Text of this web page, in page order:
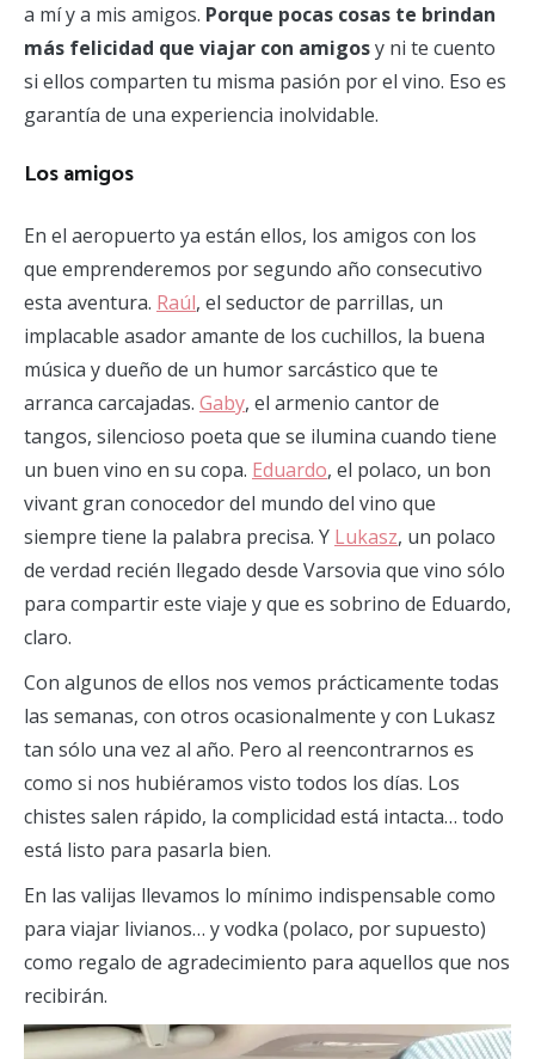
a mí y a mis amigos. Porque pocas cosas te brindan
más felicidad que viajar con amigosy ni te cuento
si ellos comparten tu misma pasión por el vino. Eso es
garantía de una experiencia inolvidable.
Los amigos
En el aeropuerto ya están ellos, los amigos con los
que emprenderemos por segundo año consecutivo
esta aventura. Raúl, el seductor de parrillas, un
implacable asador amante de los cuchillos, la buena
música y dueño de un humor sarcástico que te
arranca carcajadas. Gaby, el armenio cantor de
tangos, silencioso poeta que se ilumina cuando tiene
un buen vino en su copa. Eduardo, el polaco, un bon
vivant gran conocedor del mundo del vino que
siempre tiene la palabra precisa. Y Lukasz, un polaco
de verdad recién llegado desde Varsovia que vino sólo
para compartir este viaje y que es sobrino de Eduardo,
claro.
Con algunos de ellos nos vemos prácticamente todas
las semanas, con otros ocasionalmente y con Lukasz
tan sólo una vez al año. Pero al reencontrarnos es
como si nos hubiéramos visto todos los días. Los
chistes salen rápido, la complicidad está intacta… todo
está listo para pasarla bien.
En las valijas llevamos lo mínimo indispensable como
para viajar livianos… y vodka (polaco, por supuesto)
como regalo de agradecimiento para aquellos que nos
recibirán.